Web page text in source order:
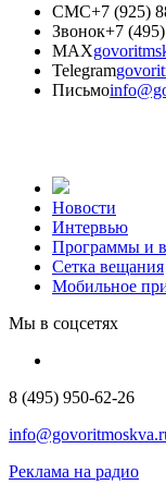
СМС+7 (925)
Звонок+7
MAX
Telegram
Письмо
Новости
Интервью
Программы и
Сетка вещания
Мобильное
Мы в соцсетях
8 (495) 950-62-26
Реклама на радио